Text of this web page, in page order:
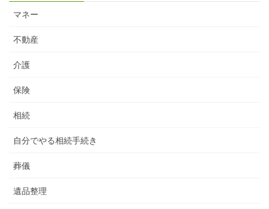
マネー
不動産
介護
保険
相続
自分でやる相続手続き
葬儀
遺品整理